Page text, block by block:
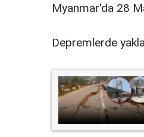
Myanmar'da 28
Depremlerde